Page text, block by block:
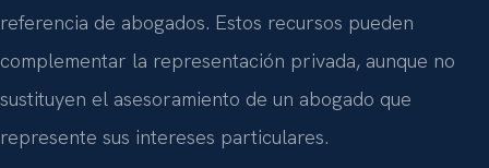
referencia de abogados. Estos recursos pueden
complementar la representación privada, aunque no
sustituyen el asesoramiento de un abogado que
represente sus intereses particulares.